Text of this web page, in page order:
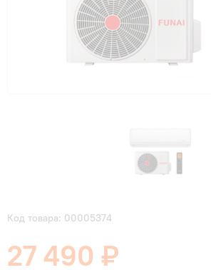
Код товара: 00005374
27 490 ₽